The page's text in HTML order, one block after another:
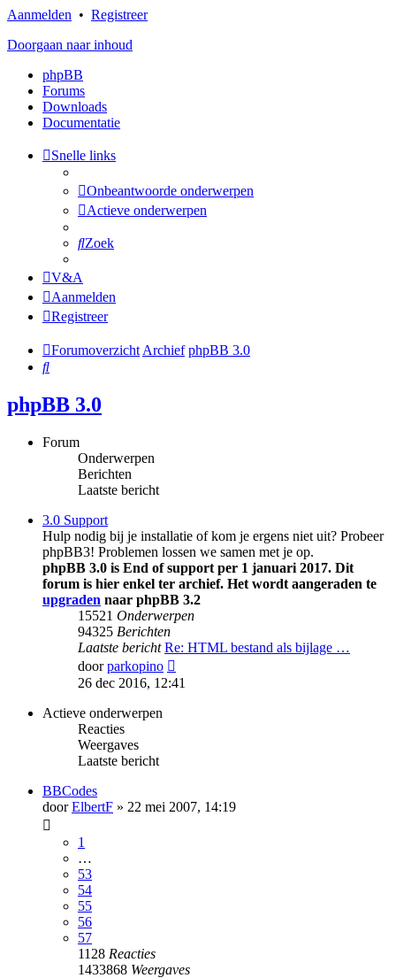
Aanmelden • Registreer
Doorgaan naar inhoud
phpBB
Forums
Downloads
Documentatie
Snelle links
Onbeantwoorde onderwerpen
Actieve onderwerpen
Zoek
V&A
Aanmelden
Registreer
Forumoverzicht Archief phpBB 3.0
Zoek
phpBB 3.0
Forum
Onderwerpen
Berichten
Laatste bericht
3.0 Support
Hulp nodig bij je installatie of kom je ergens niet uit? Probeer
phpBB3! Problemen lossen we samen met je op.
phpBB 3.0 is End of support per 1 januari 2017. Dit
forum is hier enkel ter archief. Het wordt aangeraden te
upgraden naar phpBB 3.2
15521 Onderwerpen
94325 Berichten
Laatste bericht Re: HTML bestand als bijlage …
doorparkopino
laatste
26 dec 2016, 12:41
Actieve onderwerpen
Reacties
Weergaves
Laatste bericht
BBCodes
doorElbertF » 22 mei 2007, 14:19
1
…
53
54
55
56
57
1128 Reacties
1433868 Weergaves